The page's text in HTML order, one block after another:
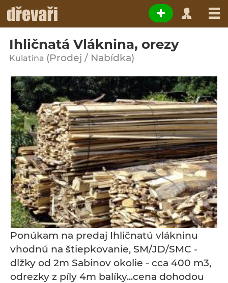
Ihličnatá Vláknina, orezy
Kulatina (Prodej / Nabídka)
Ponúkam na predaj Ihličnatú vlákninu
vhodnú na štiepkovanie, SM/JD/SMC -
dlžky od 2m Sabinov okolie - cca 400 m3,
odrezky z píly 4m balíky...cena dohodou